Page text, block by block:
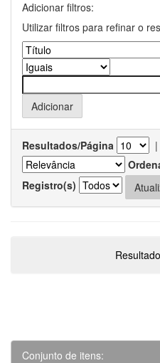
Adicionar filtros:
Utilizar filtros para refinar o
Resultados/Página |
Registro(s)
Conjunto de itens: